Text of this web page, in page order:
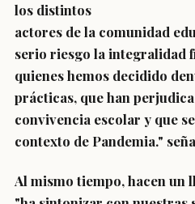
los distintos
actores de la comunidad
serio riesgo la integralidad
quienes hemos decidido
prácticas, que han
convivencia escolar y que
contexto de Pandemia."
Al mismo tiempo, hacen un